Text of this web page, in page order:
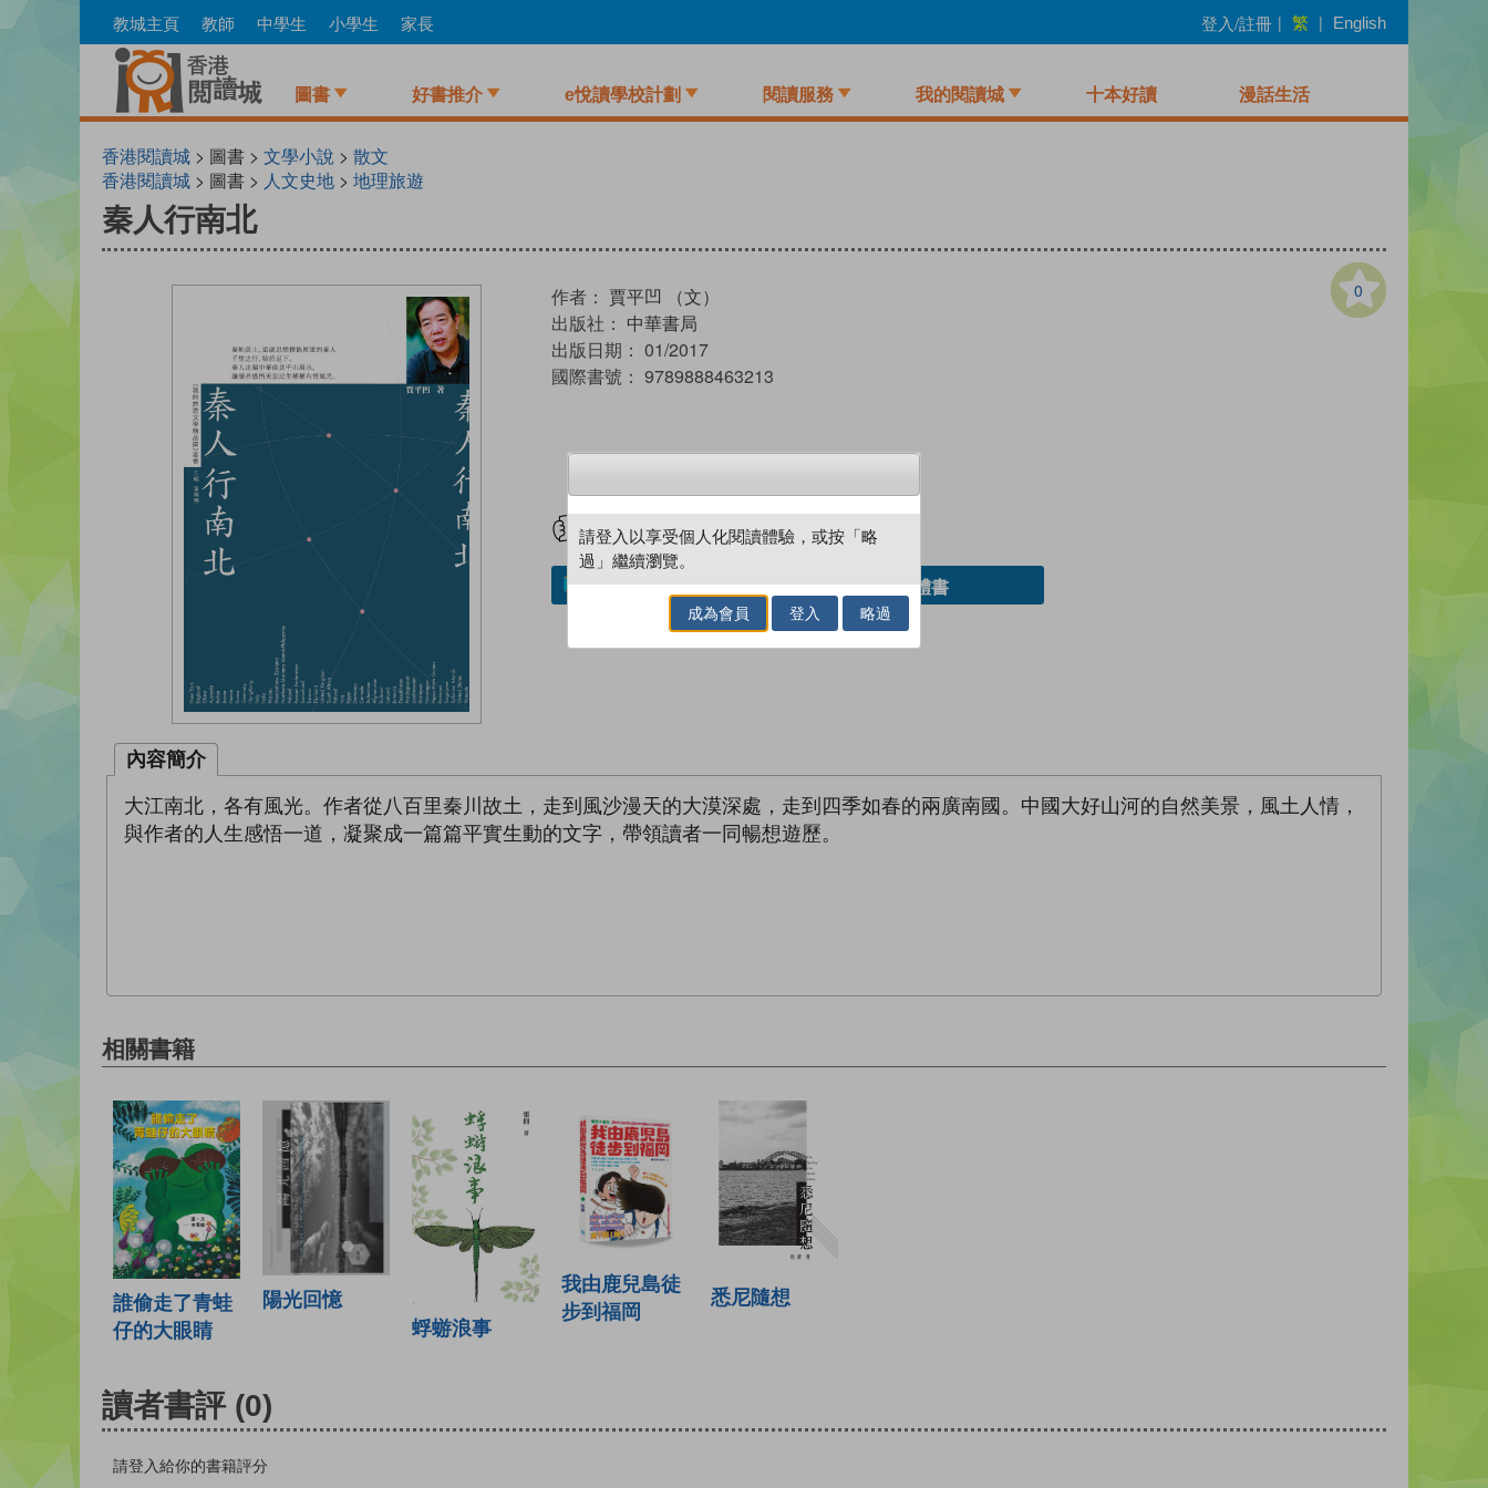
to
教城主頁 教師 中學生 小學生 家長 登入/註冊 | 繁 | English
圖書 好書推介 e悅讀學校計劃 閱讀服務 我的閱讀城 十本好讀 漫話生活
香港閱讀城 > 圖書 > 文學小說 > 散文
香港閱讀城 > 圖書 > 人文史地 > 地理旅遊
秦人行南北
0
作者： 賈平凹 （文）
出版社： 中華書局
出版日期： 01/2017
國際書號： 9789888463213
試閲 加入閱讀紀錄
加入／閱讀電子書 借閱實體書
內容簡介
大江南北，各有風光。作者從八百里秦川故土，走到風沙漫天的大漠深處，走到四季如春的兩廣南國。中國大好山河的自然美景，風土人情，
與作者的人生感悟一道，凝聚成一篇篇平實生動的文字，帶領讀者一同暢想遊歷。
相關書籍
誰偷走了青蛙
仔的大眼睛
陽光回憶
蜉蝣浪事
我由鹿兒島徒
步到福岡
悉尼隨想
讀者書評 (0)
請登入給你的書籍評分
請登入以享受個人化閱讀體驗，或按「略
過」繼續瀏覽。
成為會員 登入 略過